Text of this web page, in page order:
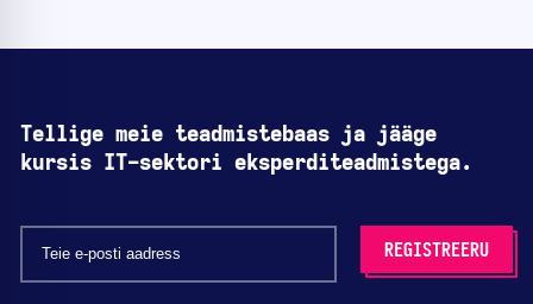
Tellige meie teadmistebaas ja jääge
kursis IT-sektori eksperditeadmistega.